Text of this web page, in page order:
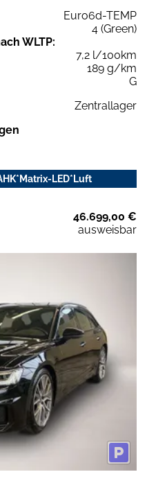
Euro6d-TEMP
4 (Green)
WLTP:
7,2 l/100km
189 g/km
G
Zentrallager
LED*Luft
46.699,00 €
ausweisbar